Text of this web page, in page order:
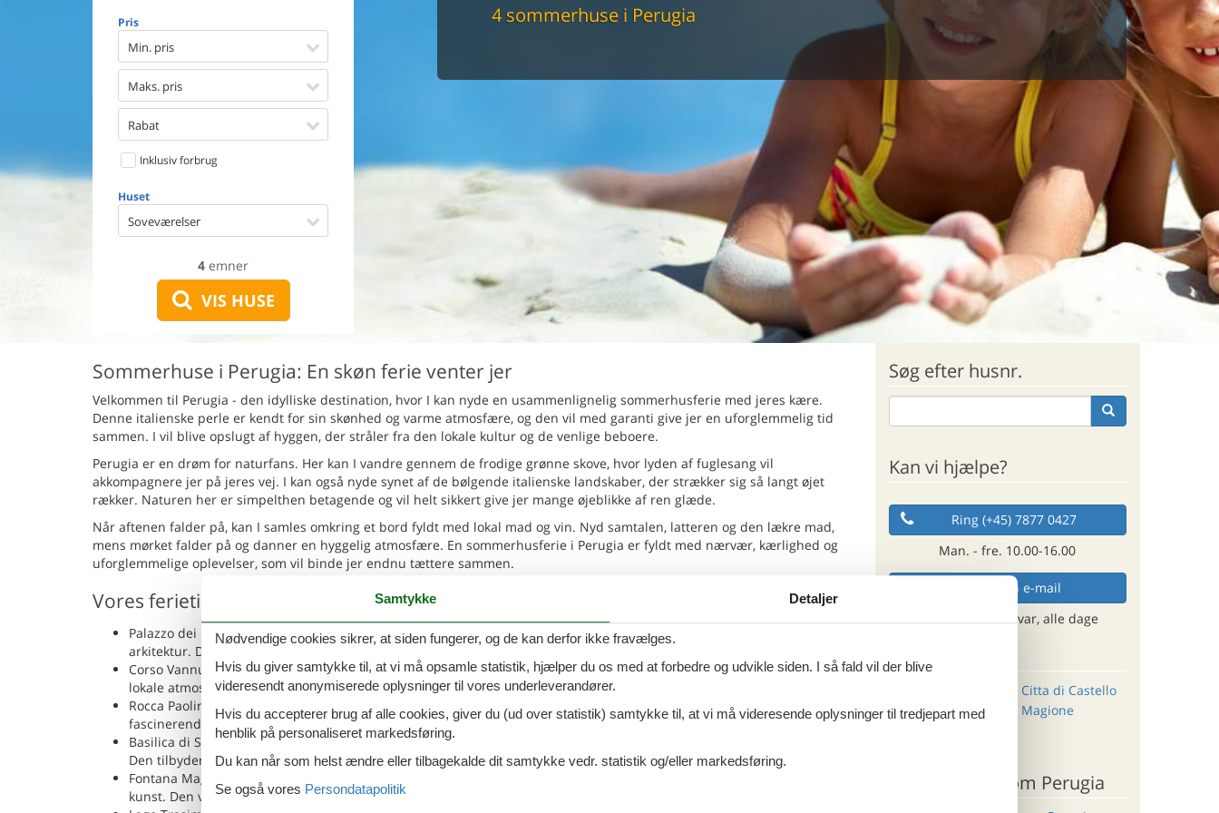
Pris
Min. pris
Maks. pris
Rabat
Inklusiv forbrug
Huset
Soveværelser
4 emner
VIS HUSE
Aircondition
Ladestander til elbil
4 sommerhuse i Perugia
Sommerhuse i Perugia: En skøn ferie venter jer
Velkommen til Perugia - den idylliske destination, hvor I kan nyde en usammenlignelig sommerhusferie med jeres kære.
Denne italienske perle er kendt for sin skønhed og varme atmosfære, og den vil med garanti give jer en uforglemmelig tid
sammen. I vil blive opslugt af hyggen, der stråler fra den lokale kultur og de venlige beboere.
Perugia er en drøm for naturfans. Her kan I vandre gennem de frodige grønne skove, hvor lyden af fuglesang vil
akkompagnere jer på jeres vej. I kan også nyde synet af de bølgende italienske landskaber, der strækker sig så langt øjet
rækker. Naturen her er simpelthen betagende og vil helt sikkert give jer mange øjeblikke af ren glæde.
Når aftenen falder på, kan I samles omkring et bord fyldt med lokal mad og vin. Nyd samtalen, latteren og den lækre mad,
mens mørket falder på og danner en hyggelig atmosfære. En sommerhusferie i Perugia er fyldt med nærvær, kærlighed og
uforglemmelige oplevelser, som vil binde jer endnu tættere sammen.
Vores ferietips
Palazzo dei Priori: Dette historiske rådhus, der ligger i hjertet af Perugia, giver et indblik i byens rige historie og
arkitektur. Det er hjemsted for Galleria Nazionale dell'Umbria, hvor I kan beundre betagende kunstværker.
Corso Vannucci: Denne livlige gade er fyldt med butikker, caféer og restauranter. Det er et fantastisk sted at opleve den
lokale atmosfære og kultur.
Rocca Paolina: Dette imponerende fort, bygget af pave Paul III, viser en del af Perugias militære fortid. Det er et
fascinerende sted at udforske.
Basilica di San Pietro: Denne smukke kirke, beliggende ved floden Tiber, er kendt for sin fantastiske arkitektur og kunst.
Den tilbyder et glimt ind i regionens religiøse historie.
Fontana Maggiore: Denne fantastiske fontæne, beliggende på Piazza IV Novembre, er et mesterværk af middelalderlig
kunst. Den viser Perugias kreativitet og kunstneriske arv.
Søg efter husnr.
Kan vi hjælpe?
Ring (+45) 7877 0427
Man. - fre. 10.00-16.00
Send en e-mail
og få et hurtigt svar, alle dage
Destinationer
Castiglione del
Citta di Castello
Magione
Andre artikler om Perugia
Samtykke Detaljer
Nødvendige cookies sikrer, at siden fungerer, og de kan derfor ikke fravælges.
Hvis du giver samtykke til, at vi må opsamle statistik, hjælper du os med at forbedre og udvikle siden. I så fald vil der blive
videresendt anonymiserede oplysninger til vores underleverandører.
Hvis du accepterer brug af alle cookies, giver du (ud over statistik) samtykke til, at vi må videresende oplysninger til tredjepart med
henblik på personaliseret markedsføring.
Du kan når som helst ændre eller tilbagekalde dit samtykke vedr. statistik og/eller markedsføring.
Se også vores Persondatapolitik